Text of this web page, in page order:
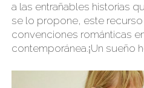
a las entrañables historias
se lo propone, este
convenciones románticas
contemporánea.¡Un sueño